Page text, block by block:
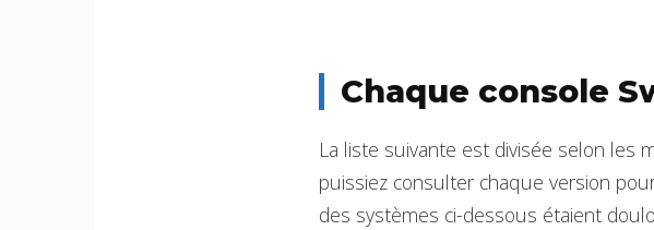
Chaque console
La liste suivante est divisée selon les
puissiez consulter chaque version
des systèmes ci-dessous étaient